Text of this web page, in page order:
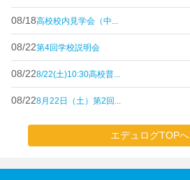
08/18高校校内見学会（中...
08/22第4回学校説明会
08/228/22(土)10:30高校普...
08/228月22日（土）第2回...
エデュログTOPへ